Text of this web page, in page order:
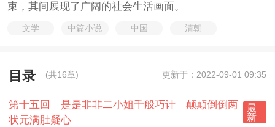
束，其间展现了广阔的社会生活画面。
文学 中篇小说 中国 清朝
目录 (共16章) 更新于：2022-09-01 09:35
第十五回 是是非非二小姐千般巧计 颠颠倒倒两
状元满肚疑心
最
新